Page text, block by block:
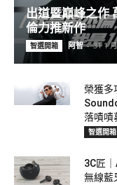
出道暨巔峰之作
倫力推新作
智選開箱 阿智 - 31 1
榮獲多
落嘖嘖
智選開箱
3C匠
無線藍